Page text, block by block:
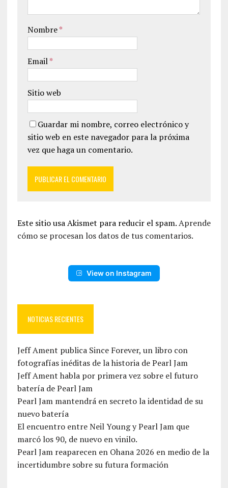
Nombre*
Email*
Sitio web
Guardar mi nombre, correo electrónico y
sitio web en este navegador para la próxima
vez que haga un comentario.
Este sitio usa Akismet para reducir el spam.Aprende
cómo se procesan los datos de tus comentarios.
View on Instagram
NOTICIAS RECIENTES
Jeff Ament publica Since Forever, un libro con
fotografías inéditas de la historia de Pearl Jam
Jeff Ament habla por primera vez sobre el futuro
batería de Pearl Jam
Pearl Jam mantendrá en secreto la identidad de su
nuevo batería
El encuentro entre Neil Young y Pearl Jam que
marcó los 90, de nuevo en vinilo.
Pearl Jam reaparecen en Ohana 2026 en medio de la
incertidumbre sobre su futura formación